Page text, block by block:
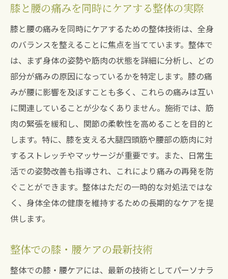
膝と腰の痛みを同時にケアする整体の実際
膝と腰の痛みを同時にケアするための整体技術は、全身
のバランスを整えることに焦点を当てています。整体で
は、まず身体の姿勢や筋肉の状態を詳細に分析し、どの
部分が痛みの原因になっているかを特定します。膝の痛
みが腰に影響を及ぼすことも多く、これらの痛みは互い
に関連していることが少なくありません。施術では、筋
肉の緊張を緩和し、関節の柔軟性を高めることを目的と
します。特に、膝を支える大腿四頭筋や腰部の筋肉に対
するストレッチやマッサージが重要です。また、日常生
活での姿勢改善も指導され、これにより痛みの再発を防
ぐことができます。整体はただの一時的な対処法ではな
く、身体全体の健康を維持するための長期的なケアを提
供します。
整体での膝・腰ケアの最新技術
整体での膝・腰ケアには、最新の技術としてパーソナラ